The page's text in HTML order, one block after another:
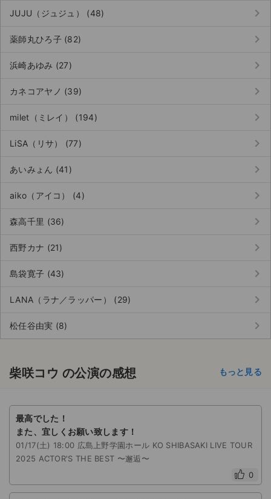
JUJU（ジュジュ） (48) keyboard_arrow_right
薬師丸ひろ子 (82) keyboard_arrow_right
浜崎あゆみ (27) keyboard_arrow_right
カネコアヤノ (39) keyboard_arrow_right
milet（ミレイ） (194) keyboard_arrow_right
LiSA（リサ） (77) keyboard_arrow_right
あいみょん (41) keyboard_arrow_right
aiko（アイコ） (4) keyboard_arrow_right
森高千里 (36) keyboard_arrow_right
西野カナ (21) keyboard_arrow_right
島袋寛子 (43) keyboard_arrow_right
LANA（ラナ／ラッパー） (29) keyboard_arrow_right
松任谷由実 (8) keyboard_arrow_right
柴咲コウ の公演の感想 もっと見る
最高でした！
また、宜しくお願い致します！
01/17(土) 18:00 広島上野学園ホール KO SHIBASAKI LIVE TOUR
2025 ACTOR'S THE BEST 〜邂逅〜
0